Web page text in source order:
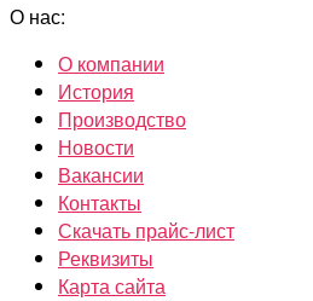
О нас:
О компании
История
Производство
Новости
Вакансии
Контакты
Скачать прайс-лист
Реквизиты
Карта сайта